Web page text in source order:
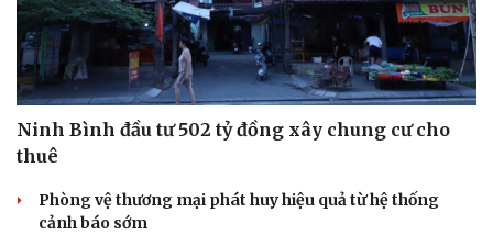
Cải chính
Ninh Bình đầu tư 502 tỷ đồng xây chung cư cho
thuê
Phòng vệ thương mại phát huy hiệu quả từ hệ thống
cảnh báo sớm